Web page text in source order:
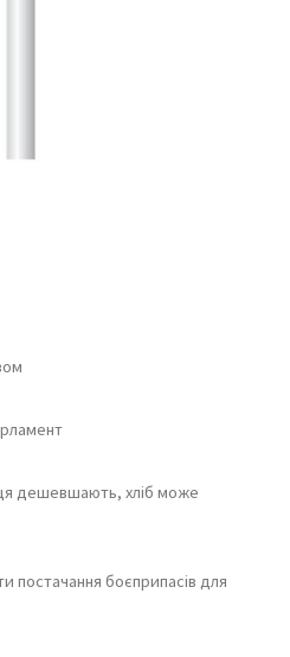
дешевшають, хліб може
постачання боєприпасів для